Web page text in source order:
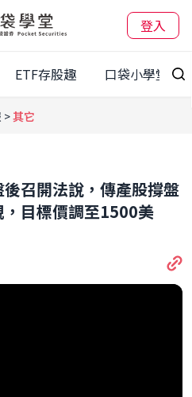
登入
ETF存股趣 口袋小學堂
其它
後召開法說，傳產股撐盤
目標價調至1500美